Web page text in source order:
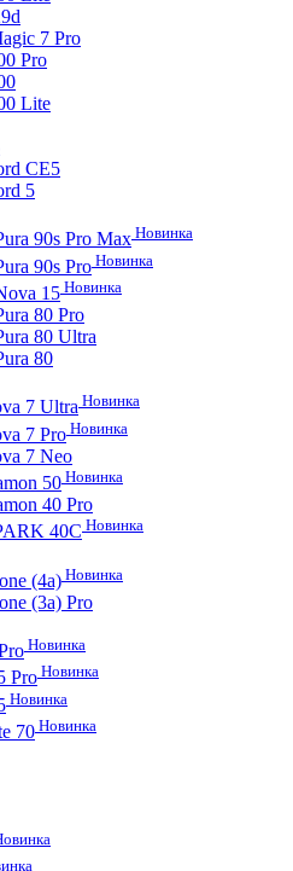
7 Pro
Pro
Lite
CE5
5
90s Pro MaxНовинка
90s Pro Новинка
15 Новинка
80 Pro
80 Ultra
80
7 Ultra Новинка
7 Pro Новинка
7 Neo
50 Новинка
40 Pro
40C Новинка
(4a)Новинка
(3a) Pro
Новинка
Pro Новинка
Новинка
70Новинка